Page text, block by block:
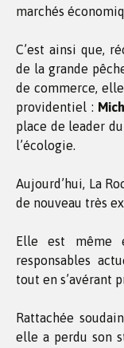
marchés
C’est ainsi que,
de la grande
de commerce,
providentiel :
place de leader
l’écologie.
Aujourd’hui, La
de nouveau très
Elle est même
responsables
tout en s’avérant
Rattachée
elle a perdu son